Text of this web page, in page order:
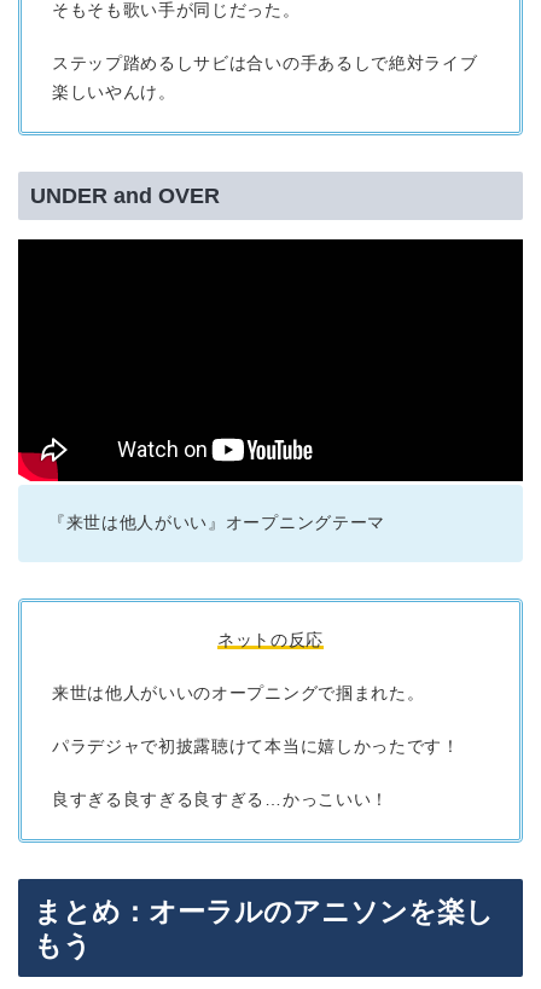
そもそも歌い手が同じだった。
ステップ踏めるしサビは合いの手あるしで絶対ライブ
楽しいやんけ。
UNDER and OVER
『来世は他人がいい』オープニングテーマ
ネットの反応
来世は他人がいいのオープニングで掴まれた。
パラデジャで初披露聴けて本当に嬉しかったです！
良すぎる良すぎる良すぎる…かっこいい！
まとめ：オーラルのアニソンを楽し
もう